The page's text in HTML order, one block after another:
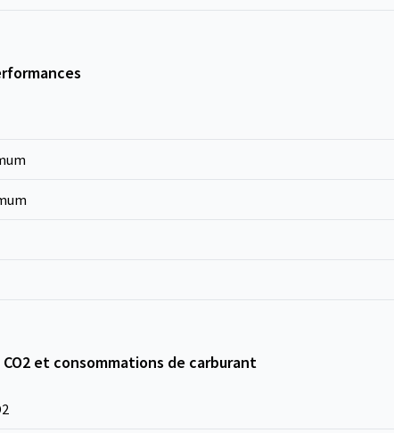
CO2 et consommations de carburant
2